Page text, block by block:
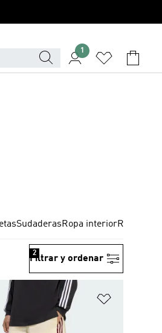
1
SudaderasRopa interiorRopa
Filtrar y ordenar
2
deseos